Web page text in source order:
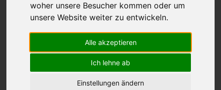
woher unsere Besucher kommen oder um
unsere Website weiter zu entwickeln.
Alle akzeptieren
Ich lehne ab
Einstellungen ändern
Ellen Wille Savona Mono Perücke
champagne/shad